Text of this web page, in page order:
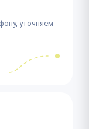
уточняем